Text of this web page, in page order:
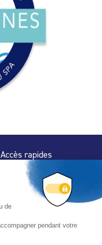
Accès rapides
Espace Presse
Trouver un
professionnel